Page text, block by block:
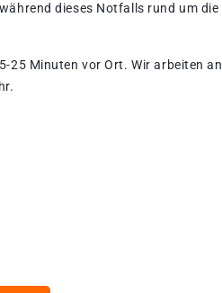
dieses Notfalls rund um die
25 Minuten vor Ort. Wir arbeiten an